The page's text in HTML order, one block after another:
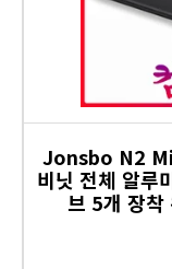
Jonsbo N2
비닛 전체 알루
브 5개 장착